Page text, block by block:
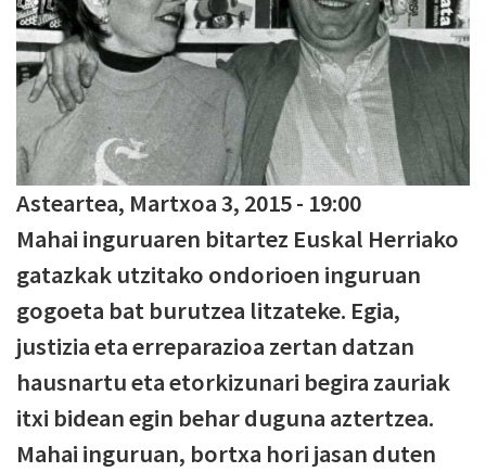
Asteartea, Martxoa 3, 2015 - 19:00
Mahai inguruaren bitartez Euskal Herriako
gatazkak utzitako ondorioen inguruan
gogoeta bat burutzea litzateke. Egia,
justizia eta erreparazioa zertan datzan
hausnartu eta etorkizunari begira zauriak
itxi bidean egin behar duguna aztertzea.
Mahai inguruan, bortxa hori jasan duten